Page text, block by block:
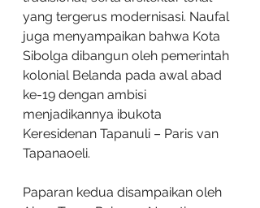
yang tergerus modernisasi. Naufal
juga menyampaikan bahwa Kota
Sibolga dibangun oleh pemerintah
kolonial Belanda pada awal abad
ke-19 dengan ambisi
menjadikannya ibukota
Keresidenan Tapanuli – Paris van
Tapanaoeli.
Paparan kedua disampaikan oleh